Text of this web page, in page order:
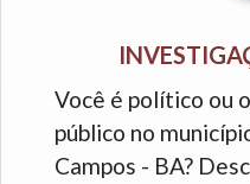
Você é político ou
público no
Campos - BA?